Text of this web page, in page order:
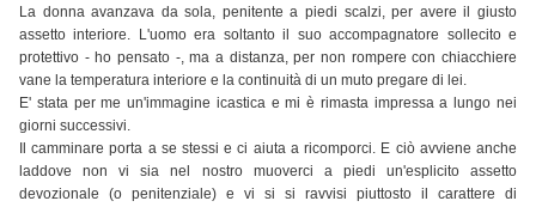
La donna avanzava da sola, penitente a piedi scalzi, per avere il giusto
assetto interiore. L'uomo era soltanto il suo accompagnatore sollecito e
protettivo - ho pensato -, ma a distanza, per non rompere con chiacchiere
vane la temperatura interiore e la continuità di un muto pregare di lei.
E' stata per me un'immagine icastica e mi è rimasta impressa a lungo nei
giorni successivi.
Il camminare porta a se stessi e ci aiuta a ricomporci. E ciò avviene anche
laddove non vi sia nel nostro muoverci a piedi un'esplicito assetto
devozionale (o penitenziale) e vi si si ravvisi piuttosto il carattere di